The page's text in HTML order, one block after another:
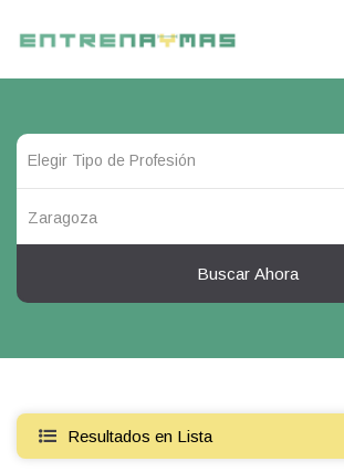
Zaragoza
Buscar Ahora
Resultados en Lista